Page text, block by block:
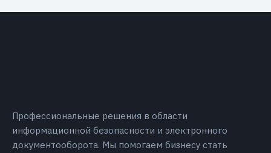
Профессиональные решения в области
информационной безопасности и электронного
документооборота. Мы помогаем бизнесу стать